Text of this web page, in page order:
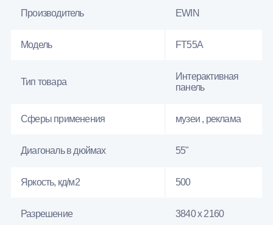
Производитель EWIN
Модель FT55A
Тип товара
Интерактивная
панель
Сферы применения музеи , реклама
Диагональ в дюймах 55"
Яркость, кд/м2 500
Разрешение 3840 x 2160